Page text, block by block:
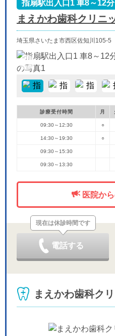
まえかわ歯科クリニ
指扇駅出入口1 車8～12分
埼玉県さいたま市西区佐知川105-5
診療受付時間 月
09:30～12:30 ○
14:30～19:30 ○
09:30～15:30
09:30～13:30
医院か
現在は休診時間です
電話する
まえかわ歯科ク